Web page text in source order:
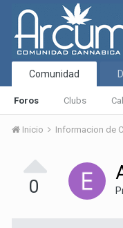
Comunidad
Foros Clubs
Inicio Informacion de
0